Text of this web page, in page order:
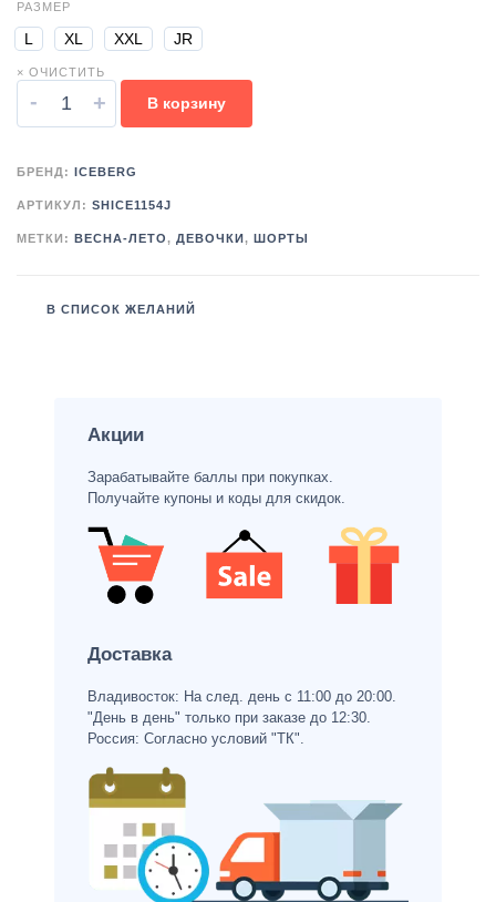
РАЗМЕР
L XL XXL JR
× ОЧИСТИТЬ
- + В корзину
БРЕНД: ICEBERG
АРТИКУЛ: SHICE1154J
МЕТКИ: ВЕСНА-ЛЕТО, ДЕВОЧКИ , ШОРТЫ
В СПИСОК ЖЕЛАНИЙ
Акции
Зарабатывайте баллы при покупках.
Получайте купоны и коды для скидок.
Доставка
Владивосток: На след. день с 11:00 до 20:00.
"День в день" только при заказе до 12:30.
Россия: Согласно условий "ТК".